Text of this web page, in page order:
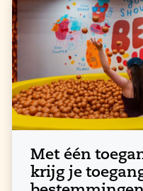
Met één
krijg je